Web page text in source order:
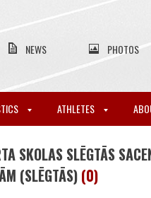
NEWS PHOTOS
ATHLETES
SKOLAS SLĒGTĀS
(SLĒGTĀS) (0)